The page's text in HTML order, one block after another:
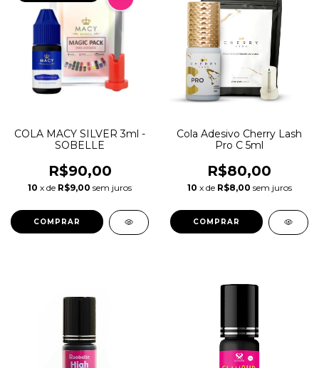
COLA MACY SILVER 3ml -
SOBELLE
R$90,00
10 x de R$9,00 sem juros
Cola Adesivo Cherry Lash
Pro C 5ml
R$80,00
10 x de R$8,00 sem juros